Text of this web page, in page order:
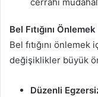
Bel Fıtığını
Bel fıtığını
değişiklikler büyük
Düzenli